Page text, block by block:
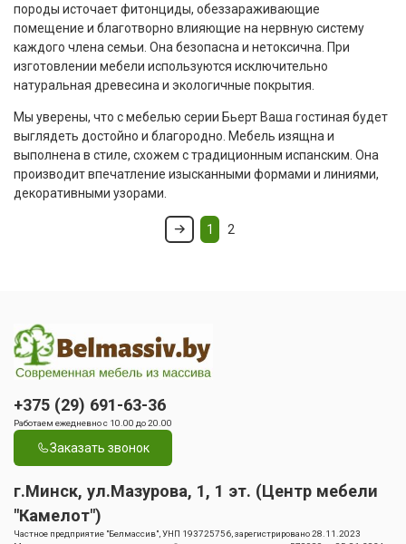
породы источает фитонциды, обеззараживающие
помещение и благотворно влияющие на нервную систему
каждого члена семьи. Она безопасна и нетоксична. При
изготовлении мебели используются исключительно
натуральная древесина и экологичные покрытия.
Мы уверены, что с мебелью серии Бьерт Ваша гостиная будет
выглядеть достойно и благородно. Мебель изящна и
выполнена в стиле, схожем с традиционным испанским. Она
производит впечатление изысканными формами и линиями,
декоративными узорами.
1 2
+375 (29) 691-63-36
Работаем ежедневно с 10.00 до 20.00
Заказать звонок
г.Минск, ул.Мазурова, 1, 1 эт. (Центр мебели
"Камелот")
Частное предприятие "Белмассив", УНП 193725756, зарегистрировано 28.11.2023